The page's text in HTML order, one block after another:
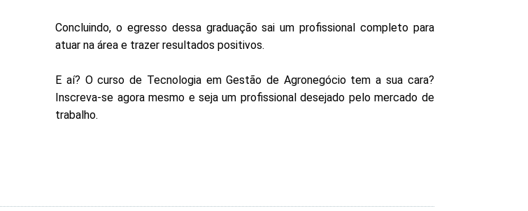
Concluindo, o egresso dessa graduação sai um profissional completo para
atuar na área e trazer resultados positivos.
E aí? O curso de Tecnologia em Gestão de Agronegócio tem a sua cara?
Inscreva-se agora mesmo e seja um profissional desejado pelo mercado de
trabalho.